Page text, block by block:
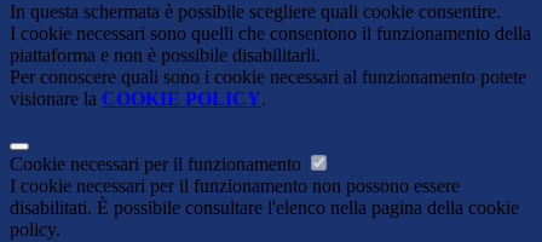
In questa schermata è possibile scegliere quali cookie consentire.
I cookie necessari sono quelli che consentono il funzionamento della
piattaforma e non è possibile disabilitarli.
Per conoscere quali sono i cookie necessari al funzionamento potete
visionare la COOKIE POLICY.
Cookie necessari per il funzionamento
I cookie necessari per il funzionamento non possono essere
disabilitati. È possibile consultare l'elenco nella pagina della cookie
policy.